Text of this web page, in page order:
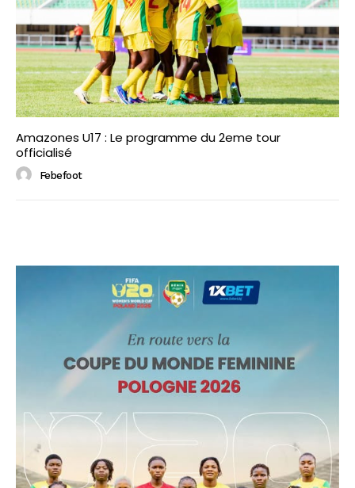
Amazones U17 : Le programme du 2eme tour
officialisé
Febefoot